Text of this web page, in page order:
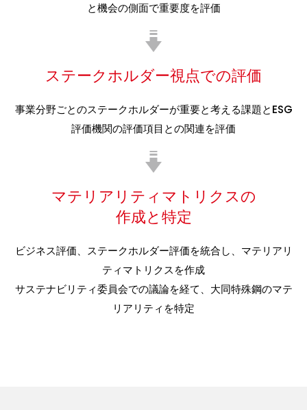
と機会の側面で重要度を評価
ステークホルダー視点での評価
事業分野ごとのステークホルダーが重要と考える課題とESG
評価機関の評価項目との関連を評価
マテリアリティマトリクスの
作成と特定
ビジネス評価、ステークホルダー評価を統合し、マテリアリ
ティマトリクスを作成
サステナビリティ委員会での議論を経て、大同特殊鋼のマテ
リアリティを特定